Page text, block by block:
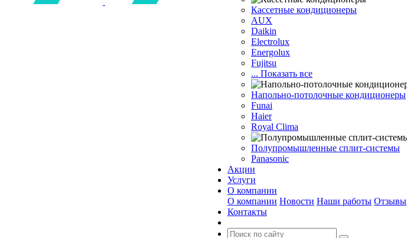
Кассетные кондиционеры
AUX
Daikin
Electrolux
Energolux
Fujitsu
... Показать все
Напольно-потолочные кондиционеры
Funai
Haier
Royal Clima
Полупромышленные сплит-системы
Panasonic
Акции
Услуги
О компании
О компании Новости Наши работы Отзывы
Контакты